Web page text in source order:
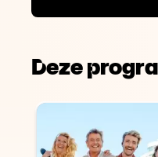
Deze